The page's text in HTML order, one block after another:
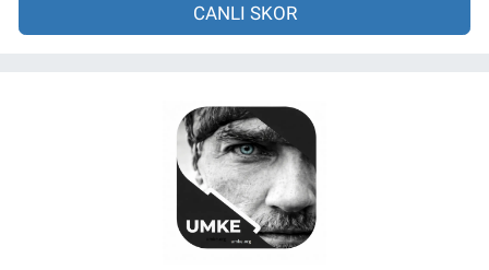
CANLI SKOR